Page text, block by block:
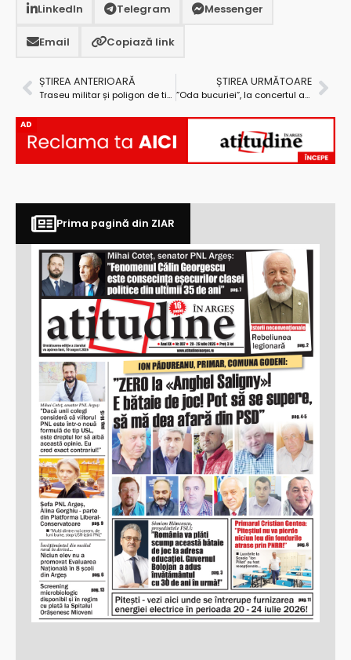
LinkedIn Telegram Messenger
Email Copiază link
ȘTIREA ANTERIOARĂ
Traseu militar și poligon de tir cu arcul pe Transfăgărășan
ȘTIREA URMĂTOARE
”Oda bucuriei”, la concertul aniversar al Filarmonicii Pitești
AD
Prima pagină din ZIAR